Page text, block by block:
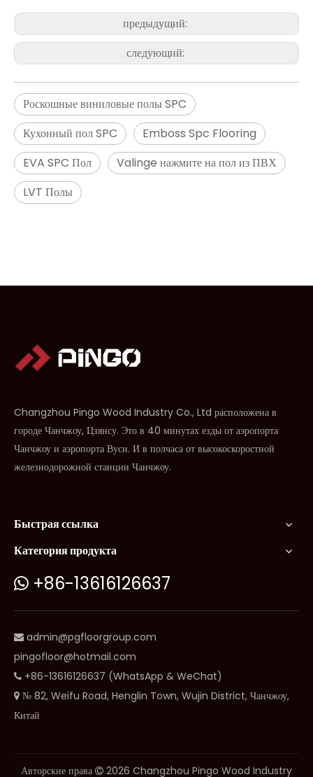
предыдущий:
следующий:
Роскошные виниловые полы SPC
Кухонный пол SPC
Emboss Spc Flooring
EVA SPC Пол
Valinge нажмите на пол из ПВХ
LVT Полы
Changzhou Pingo Wood Industry Co., Ltd расположена в
городе Чанчжоу, Цзянсу. Это в 40 минутах езды от аэропорта
Чанчжоу и аэропорта Вуси. И в полчаса от высокоскоростной
железнодорожной станции Чанчжоу.
Быстрая ссылка
Категория продукта
 +86-13616126637
 admin@pgfloorgroup.com
pingofloor@hotmail.com
 +86-13616126637 (WhatsApp & WeChat)
 № 82, Weifu Road, Henglin Town, Wujin District, Чанчжоу,
Китай
Авторские права  2026 Changzhou Pingo Wood Industry